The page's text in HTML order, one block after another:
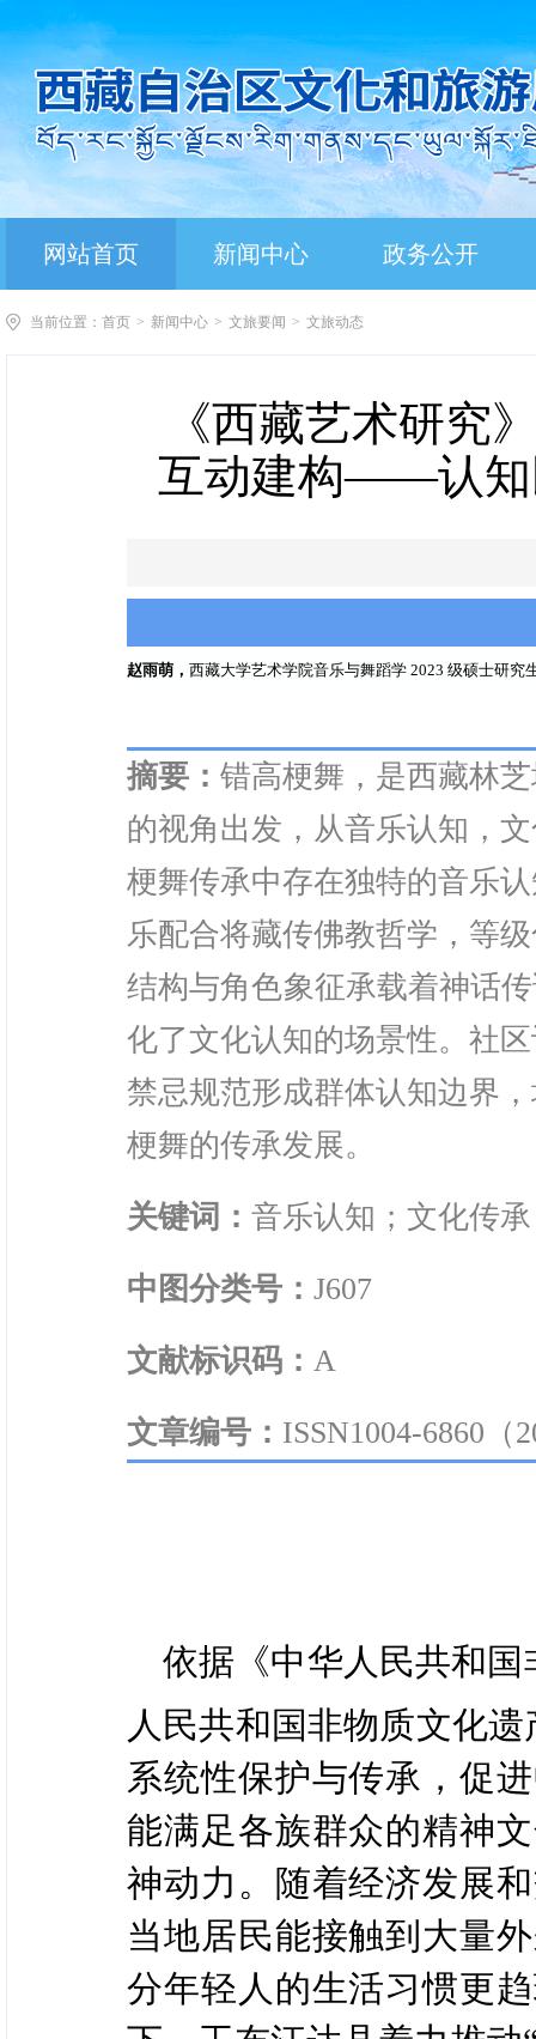
网站首页 新闻中心 政务公开
当前位置： 首页 > 新闻中心 > 文旅要闻 > 文旅动态
《西藏艺术研
互动建构——认知
赵雨萌， 西藏大学艺术学院音乐与舞蹈学 2023 级硕士研究
摘要： 错高梗舞，是西藏林
的视角出发，从音乐认知，
梗舞传承中存在独特的音乐
乐配合将藏传佛教哲学，等
结构与角色象征承载着神话
化了文化认知的场景性。社
禁忌规范形成群体认知边界
梗舞的传承发展。
关键词： 音乐认知；文化传
中图分类号： J607
文献标识码： A
文章编号： ISSN1004-6860（
依据《中华人民共和
人民共和国非物质文化
系统性保护与传承，促
能满足各族群众的精神
神动力。随着经济发展
当地居民能接触到大量
分年轻人的生活习惯更